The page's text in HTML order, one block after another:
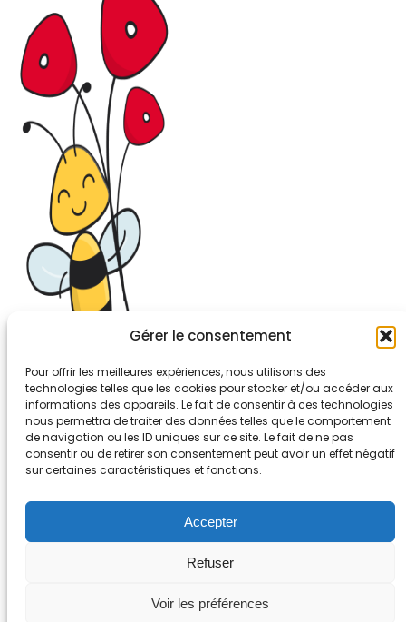
Gérer le consentement
Pour offrir les meilleures expériences, nous utilisons des
technologies telles que les cookies pour stocker et/ou accéder aux
informations des appareils. Le fait de consentir à ces technologies
nous permettra de traiter des données telles que le comportement
de navigation ou les ID uniques sur ce site. Le fait de ne pas
consentir ou de retirer son consentement peut avoir un effet négatif
sur certaines caractéristiques et fonctions.
Accepter
Refuser
Voir les préférences
26-30, rue de Bellevue
92700 COLOMBES
Tél. 01.56.83.88.30
Mentions légales